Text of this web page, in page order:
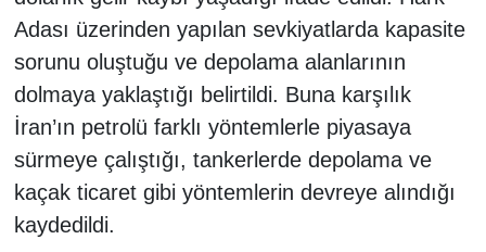
Adası üzerinden yapılan sevkiyatlarda kapasite
sorunu oluştuğu ve depolama alanlarının
dolmaya yaklaştığı belirtildi. Buna karşılık
İran’ın petrolü farklı yöntemlerle piyasaya
sürmeye çalıştığı, tankerlerde depolama ve
kaçak ticaret gibi yöntemlerin devreye alındığı
kaydedildi.